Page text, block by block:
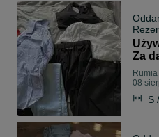
Za
Rumia
08
S